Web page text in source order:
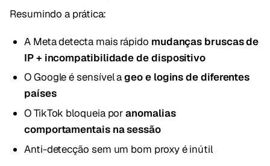
Resumindo a prática:
A Meta detecta mais rápido mudanças bruscas de
IP + incompatibilidade de dispositivo
O Google é sensível ageo e logins de diferentes
países
O TikTok bloqueia poranomalias
comportamentais na sessão
Anti-detecção sem um bom proxy é inútil